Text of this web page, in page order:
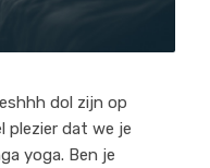
dol zijn op
plezier dat we je
yoga. Ben je